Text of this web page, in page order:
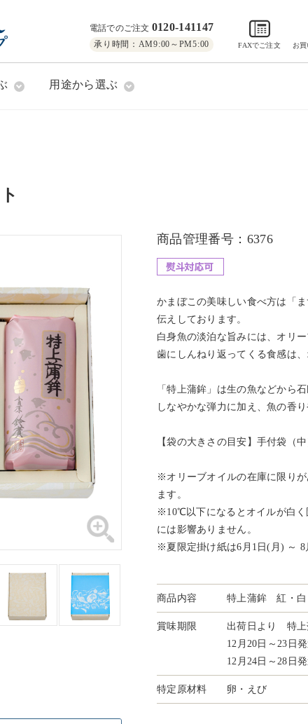
電話でのご注文 0120-141147
承り時間：AM9:00～PM5:00 FAXでご注文 お
用途から選ぶ
商品管理番号：6376
かまぼこの美味しい食べ方は「
伝えしております。
白身魚の淡泊な旨みには、オリ
歯にしんねり返ってくる食感は
「特上蒲鉾」は生の魚などから
しなやかな弾力に加え、魚の香
【袋の大きさの目安】手付袋（中
※オリーブオイルの在庫に限り
ます。
※10℃以下になるとオイルが白く
には影響ありません。
※夏限定掛け紙は6月1日(月) ～ 8
商品内容 特上蒲鉾 紅・白
賞味期限
出荷日より 特上
12月20日～23日
12月24日～28日
特定原材料 卵・えび